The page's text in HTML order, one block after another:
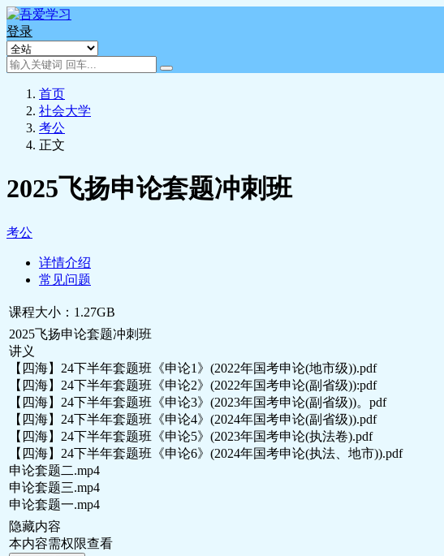
登录
首页
社会大学
考公
正文
2025飞扬申论套题冲刺班
考公
详情介绍
常见问题
课程大小：1.27GB
2025飞扬申论套题冲刺班
讲义
【四海】24下半年套题班《申论1》(2022年国考申论(地市级)).pdf
【四海】24下半年套题班《申论2》(2022年国考申论(副省级)):pdf
【四海】24下半年套题班《申论3》(2023年国考申论(副省级))。pdf
【四海】24下半年套题班《申论4》(2024年国考申论(副省级)).pdf
【四海】24下半年套题班《申论5》(2023年国考申论(执法卷).pdf
【四海】24下半年套题班《申论6》(2024年国考申论(执法、地市)).pdf
申论套题二.mp4
申论套题三.mp4
申论套题一.mp4
隐藏内容
本内容需权限查看